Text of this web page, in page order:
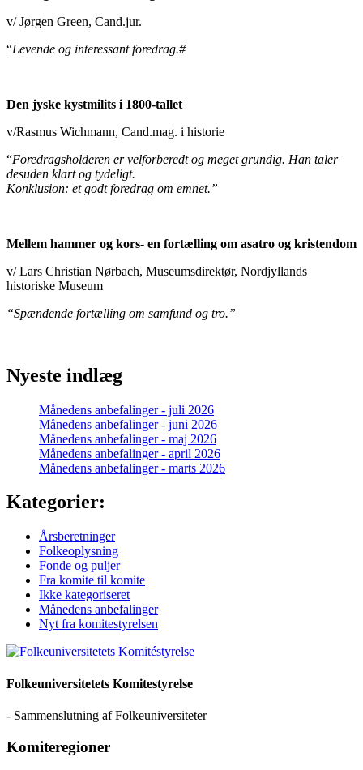
v/ Jørgen Green, Cand.jur.
“Levende og interessant foredrag.#
Den jyske kystmilits i 1800-tallet
v/Rasmus Wichmann, Cand.mag. i historie
“Foredragsholderen er velforberedt og meget grundig. Han taler
desuden klart og tydeligt.
Konklusion: et godt foredrag om emnet.”
Mellem hammer og kors- en fortælling om asatro og kristendom
v/ Lars Christian Nørbach, Museumsdirektør, Nordjyllands
historiske Museum
“Spændende fortælling om samfund og tro.”
Nyeste indlæg
Månedens anbefalinger - juli 2026
Månedens anbefalinger - juni 2026
Månedens anbefalinger - maj 2026
Månedens anbefalinger - april 2026
Månedens anbefalinger - marts 2026
Kategorier:
Årsberetninger
Folkeoplysning
Fonde og puljer
Fra komite til komite
Ikke kategoriseret
Månedens anbefalinger
Nyt fra komitestyrelsen
Folkeuniversitetets Komitestyrelse
- Sammenslutning af Folkeuniversiteter
Komiteregioner